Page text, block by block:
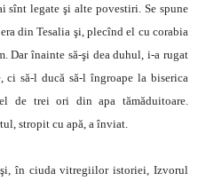
sînt legate şi alte povestiri. Se spune
din Tesalia şi, plecînd el cu corabia
Dar înainte să-şi dea duhul, i-a rugat
ci să-l ducă să-l îngroape la biserica
de trei ori din apa tămăduitoare.
stropit cu apă, a înviat.
în ciuda vitregiilor istoriei, Izvorul